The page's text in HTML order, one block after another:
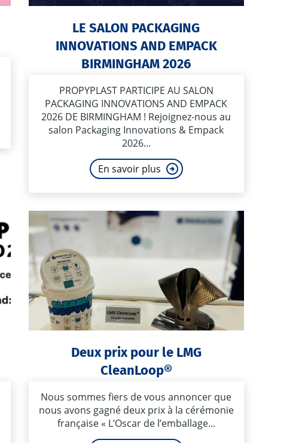
LE SALON PACKAGING
INNOVATIONS AND EMPACK
BIRMINGHAM 2026
PROPYPLAST PARTICIPE AU SALON
PACKAGING INNOVATIONS AND EMPACK
2026 DE BIRMINGHAM ! Rejoignez-nous au
salon Packaging Innovations & Empack
2026...
En savoir plus
Deux prix pour le LMG
CleanLoop®
Nous sommes fiers de vous annoncer que
nous avons gagné deux prix à la cérémonie
française « L’Oscar de l’emballage...